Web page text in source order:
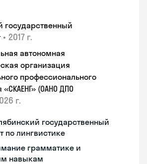
государственный
• 2017 г.
автономная
организация
профессионального
(ОАНО ДПО
г.
государственный
по лингвистике
грамматике и
навыкам